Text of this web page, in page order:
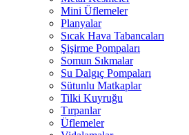
Mini Üflemeler
Planyalar
Sıcak Hava Tabancaları
Şişirme Pompaları
Somun Sıkmalar
Su Dalgıç Pompaları
Sütunlu Matkaplar
Tilki Kuyruğu
Tırpanlar
Üflemeler